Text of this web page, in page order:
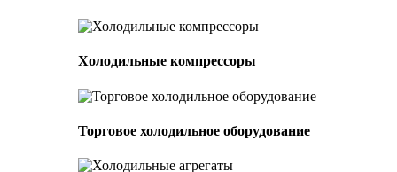
Холодильные компрессоры
Торговое холодильное оборудование